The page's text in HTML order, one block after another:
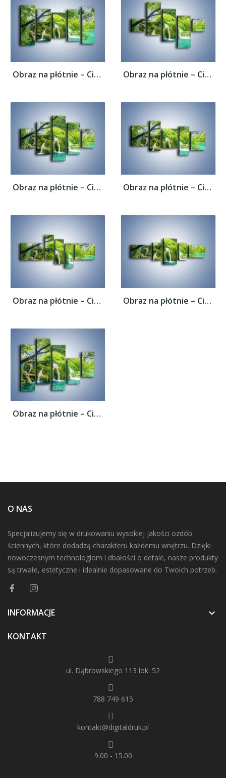
Obraz na płótnie – Cienkim strumieniem do... Obraz na płótnie – Cienkim strumieniem do...
Obraz na płótnie – Cienkim strumieniem do... Obraz na płótnie – Cienkim strumieniem do...
Obraz na płótnie – Cienkim strumieniem do... Obraz na płótnie – Cienkim strumieniem do...
Obraz na płótnie – Cienkim strumieniem do...
O NAS
Specjalizujemy się w drukowaniu wysokiej jakości ozdób
ściennych, które dodadzą charakteru każdemu wnętrzu. Dzięki
nowoczesnym technologiom i dbałości o detale, nasze produkty
są trwałe, estetyczne i idealnie dopasowane do Twoich potrzeb.
INFORMACJE 
KONTAKT
ul. Dąbrowskiego 113 lok. 52
788 749 615
kontakt@digitaldruk.pl
9.00 - 15.00